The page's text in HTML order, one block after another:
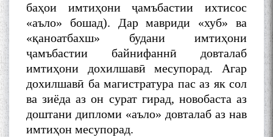
баҳои имтиҳони ҷамъбастии ихтисос
«аъло» бошад). Дар мавриди «хуб» ва
«қаноатбахш» будани имтиҳони
ҷамъбастии байнифаннӣ довталаб
имтиҳони дохилшавӣ месупорад. Агар
дохилшавӣ ба магистратура пас аз як сол
ва зиёда аз он сурат гирад, новобаста аз
доштани дипломи «аъло» довталаб аз нав
имтиҳон месупорад.
Дар Академияи миллии
илмҳои Тоҷикистон бахшида
ба 100-солагии мунаққиду
адабиётшинос Соҳиб
Табаров ҳамоиши илмӣ-
назариявӣ баргузор гардид.